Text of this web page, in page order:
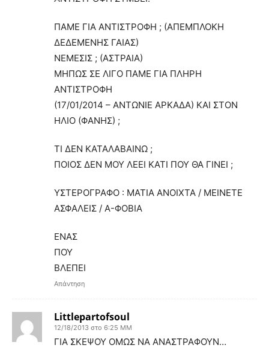
ΠΑΜΕ ΓΙΑ ΑΝΤΙΣΤΡΟΦΗ ; (ΑΠΕΜΠΛΟΚΗ
ΔΕΔΕΜΕΝΗΣ ΓΑΙΑΣ)
ΝΕΜΕΣΙΣ ; (ΑΣΤΡΑΙΑ)
ΜΗΠΩΣ ΣΕ ΛΙΓΟ ΠΑΜΕ ΓΙΑ ΠΛΗΡΗ
ΑΝΤΙΣΤΡΟΦΗ
(17/01/2014 – ΑΝΤΩΝΙΕ ΑΡΚΑΔΑ) ΚΑΙ ΣΤΟΝ
ΗΛΙΟ (ΦΑΝΗΣ) ;
ΤΙ ΔΕΝ ΚΑΤΑΛΑΒΑΙΝΩ ;
ΠΟΙΟΣ ΔΕΝ ΜΟΥ ΛΕΕΙ ΚΑΤΙ ΠΟΥ ΘΑ ΓΙΝΕΙ ;
ΥΣΤΕΡΟΓΡΑΦΟ : ΜΑΤΙΑ ΑΝΟΙΧΤΑ / ΜΕΙΝΕΤΕ
ΑΣΦΑΛΕΙΣ / Α-ΦΟΒΙΑ
ΕΝΑΣ
ΠΟΥ
ΒΛΕΠΕΙ
Απάντηση
Littlepartofsoul
12/18/2013 στο 6:25 ΜΜ
ΓΙΑ ΣΚΕΨΟΥ ΟΜΩΣ ΝΑ ΑΝΑΣΤΡΑΦΟΥΝ…